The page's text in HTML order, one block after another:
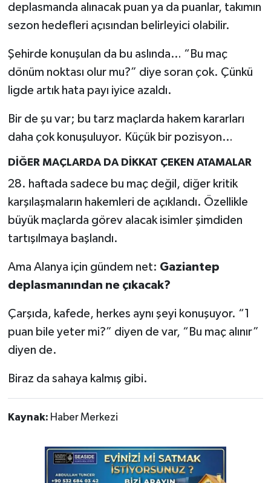
deplasmanda alınacak puan ya da puanlar, takımın
sezon hedefleri açısından belirleyici olabilir.
Şehirde konuşulan da bu aslında… “Bu maç
dönüm noktası olur mu?” diye soran çok. Çünkü
ligde artık hata payı iyice azaldı.
Bir de şu var; bu tarz maçlarda hakem kararları
daha çok konuşuluyor. Küçük bir pozisyon…
DİĞER MAÇLARDA DA DİKKAT ÇEKEN ATAMALAR
28. haftada sadece bu maç değil, diğer kritik
karşılaşmaların hakemleri de açıklandı. Özellikle
büyük maçlarda görev alacak isimler şimdiden
tartışılmaya başlandı.
Ama Alanya için gündem net: Gaziantep
deplasmanından ne çıkacak?
Çarşıda, kafede, herkes aynı şeyi konuşuyor. “1
puan bile yeter mi?” diyen de var, “Bu maç alınır”
diyen de.
Biraz da sahaya kalmış gibi.
Kaynak: Haber Merkezi